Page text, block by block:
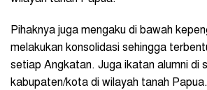
Pihaknya juga mengaku di bawah
melakukan konsolidasi sehingga
setiap Angkatan. Juga ikatan alumni di
kabupaten/kota di wilayah tanah